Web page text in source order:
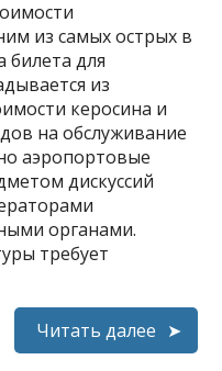
из самых острых в
билета для
из
керосина и
на обслуживание
аэропортовые
дискуссий
органами.
требует
Читать далее